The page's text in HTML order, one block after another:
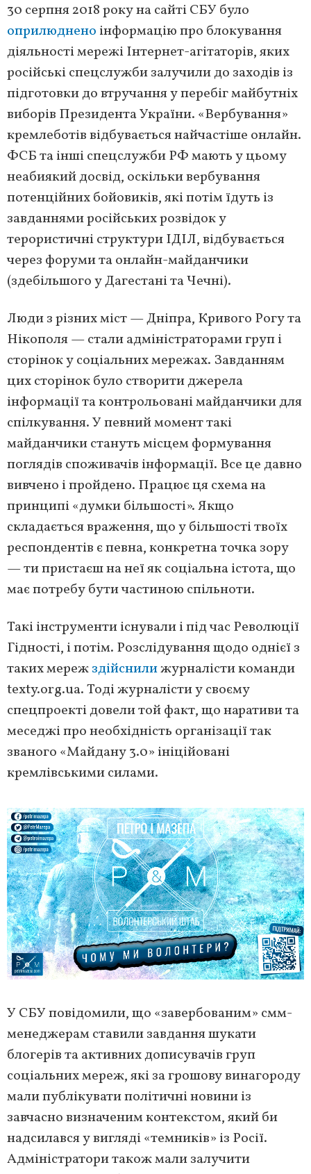
30 серпня 2018 року на сайті СБУ було
оприлюднено інформацію про блокування
діяльності мережі Інтернет-агітаторів, яких
російські спецслужби залучили до заходів із
підготовки до втручання у перебіг майбутніх
виборів Президента України. «Вербування»
кремлеботів відбувається найчастіше онлайн.
ФСБ та інші спецслужби РФ мають у цьому
неабиякий досвід, оскільки вербування
потенційних бойовиків, які потім їдуть із
завданнями російських розвідок у
терористичні структури ІДІЛ, відбувається
через форуми та онлайн-майданчики
(здебільшого у Дагестані та Чечні).
Люди з різних міст — Дніпра, Кривого Рогу та
Нікополя — стали адміністраторами груп і
сторінок у соціальних мережах. Завданням
цих сторінок було створити джерела
інформації та контрольовані майданчики для
спілкування. У певний момент такі
майданчики стануть місцем формування
поглядів споживачів інформації. Все це давно
вивчено і пройдено. Працює ця схема на
принципі «думки більшості». Якщо
складається враження, що у більшості твоїх
респондентів є певна, конкретна точка зору
— ти пристаєш на неї як соціальна істота, що
має потребу бути частиною спільноти.
Такі інструменти існували і під час Революції
Гідності, і потім. Розслідування щодо однієї з
таких мережздійснилижурналісти команди
texty.org.ua. Тоді журналісти у своєму
спецпроекті довели той факт, що наративи та
меседжі про необхідність організації так
званого «Майдану 3.0» ініційовані
кремлівськими силами.
У СБУ повідомили, що «завербованим» смм-
менеджерам ставили завдання шукати
блогерів та активних дописувачів груп
соціальних мереж, які за грошову винагороду
мали публікувати політичні новини із
завчасно визначеним контекстом, який би
надсилався у вигляді «темників» із Росії.
Адміністратори також мали залучити